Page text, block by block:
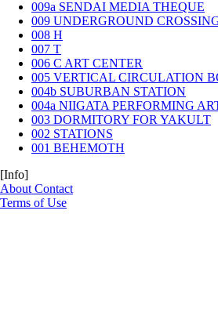
009a SENDAI MEDIA THEQUE
009 UNDERGROUND
008 H
007 T
006 C ART CENTER
005 VERTICAL CIRCULATION
004b SUBURBAN STATION
004a NIIGATA PERFORMING
003 DORMITORY FOR YAKULT
002 STATIONS
001 BEHEMOTH
[Info]
About Contact
Terms of Use